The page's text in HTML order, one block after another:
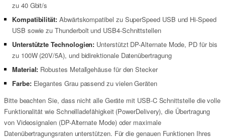
zu 40 Gbit/s
Kompatibilität: Abwärtskompatibel zu SuperSpeed USB und Hi-Speed
USB sowie zu Thunderbolt und USB4-Schnittstellen
Unterstützte Technologien: Unterstützt DP-Alternate Mode, PD für bis
zu 100W (20V/5A), und bidirektionale Datenübertragung
Material: Robustes Metallgehäuse für den Stecker
Farbe:Elegantes Grau passend zu vielen Geräten
Bitte beachten Sie, dass nicht alle Geräte mit USB-C Schnittstelle die volle
Funktionalität wie Schnellladefähigkeit (PowerDelivery), die Übertragung
von Videosignalen (DP-Alternate Mode) oder maximale
Datenübertragungsraten unterstützen. Für die genauen Funktionen Ihres